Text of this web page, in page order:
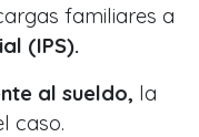
familiares a
(IPS).
al sueldo, la
caso.